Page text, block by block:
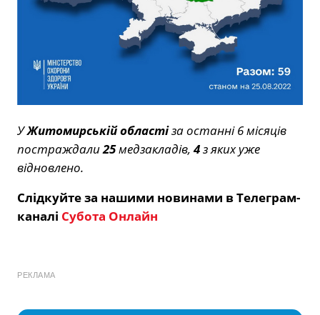
УЖитомирській областіза останні 6 місяців
постраждали25медзакладів,4з яких уже
відновлено.
Слідкуйте за нашими новинами в Телеграм-
каналі Субота Онлайн
РЕКЛАМА